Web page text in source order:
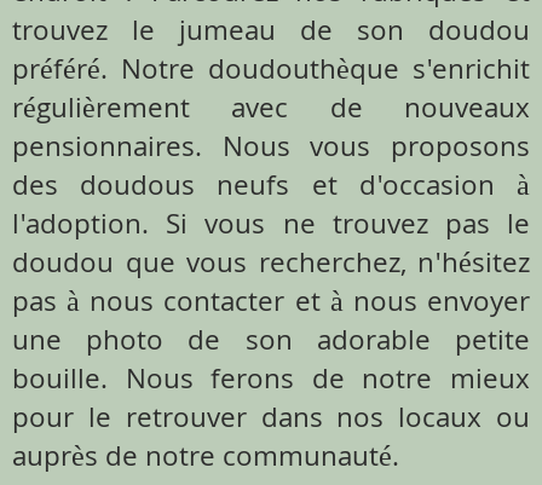
trouvez le jumeau de son doudou
préféré. Notre doudouthèque s'enrichit
régulièrement avec de nouveaux
pensionnaires. Nous vous proposons
des doudous neufs et d'occasion à
l'adoption. Si vous ne trouvez pas le
doudou que vous recherchez, n'hésitez
pas à nous contacter et à nous envoyer
une photo de son adorable petite
bouille. Nous ferons de notre mieux
pour le retrouver dans nos locaux ou
auprès de notre communauté.